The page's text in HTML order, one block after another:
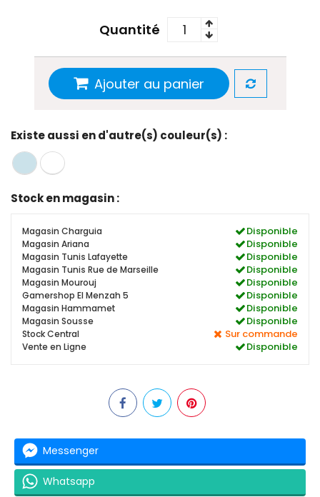
Quantité
Ajouter au panier
Existe aussi en d'autre(s) couleur(s) :
Stock en magasin :
Magasin Charguia Disponible
Magasin Ariana Disponible
Magasin Tunis Lafayette Disponible
Magasin Tunis Rue de Marseille Disponible
Magasin Mourouj Disponible
Gamershop El Menzah 5 Disponible
Magasin Hammamet Disponible
Magasin Sousse Disponible
Stock Central Sur commande
Vente en Ligne Disponible
Messenger
Whatsapp